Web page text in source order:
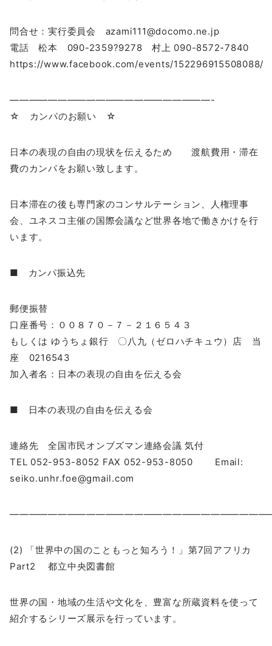
問合せ：実行委員会 azami111@docomo.ne.jp
電話 松本 090-2359?9278 村上 090-8572-7840
https://www.facebook.com/events/152296915508088/
—————————————————————-
☆ カンパのお願い ☆
日本の表現の自由の現状を伝えるため 渡航費用・滞在
費のカンパをお願い致します。
日本滞在の後も専門家のコンサルテーション、人権理事
会、ユネスコ主催の国際会議など世界各地で働きかけを行
います。
■ カンパ振込先
郵便振替
口座番号：００８７０－７－２１６５４３
もしくは ゆうちょ銀行 〇八九（ゼロハチキュウ）店 当
座 0216543
加入者名：日本の表現の自由を伝える会
■ 日本の表現の自由を伝える会
連絡先 全国市民オンブズマン連絡会議 気付
TEL 052-953-8052 FAX 052-953-8050 Email:
seiko.unhr.foe@gmail.com
(2) 「世界中の国のこともっと知ろう！」第7回アフリカ
Part2 都立中央図書館
世界の国・地域の生活や文化を、豊富な所蔵資料を使って
紹介するシリーズ展示を行っています。